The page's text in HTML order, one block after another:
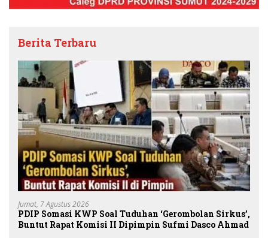
Berita Terbaru
Jumat, 7 Agustus 2026
PDIP Somasi KWP Soal Tuduhan ‘Gerombolan Sirkus’,
Buntut Rapat Komisi II Dipimpin Sufmi Dasco Ahmad